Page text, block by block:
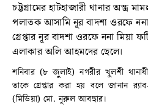
চট্টগ্রামের হাটহাজারী থানার অস্ত্র
পলাতক আসামি নূর বাদশা ওরফে ননা
গ্রেপ্তার নূর বাদশা ওরফে ননা মিয়া
এলাকার অলি আহমদের ছেলে।
শনিবার (৮ জুলাই) নগরীর খুলশী
তাকে গ্রেপ্তার করা হয় বলে জানান
(মিডিয়া) মো. নূরুল আবছার।